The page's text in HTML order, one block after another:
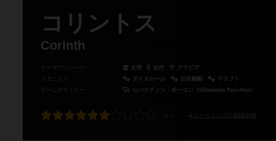
コリントス
Corinth
テーマ/フレーバー ： 文明 古代
アラビア
メカニクス
： ダイスロール 出目移動
ドラフト
ゲームデザイナー
： セバスティン・ポーコン（Sébastien Pauchon）
レーティングの登録/分布